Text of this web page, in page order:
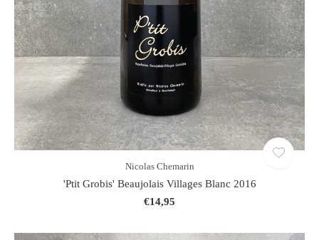
Nicolas Chemarin
'Ptit Grobis' Beaujolais Villages Blanc 2016
€14,95